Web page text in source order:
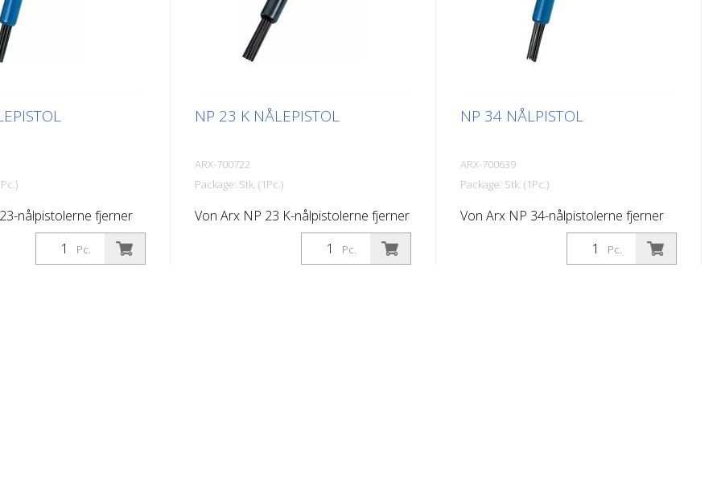
maks. Forbindelse: G
101 dB (A)
Lufttryk: maks. 7 bar (100 psi)
Tilslutning: G 3/8 '' Støjniveau: 101 dB
7 bar (100 psi) maks. Forbindelse: G
3/8 '' Støjniveau: 101 dB (A)
nålpistolerne fjerner
afskalker og
udjævner i det
Pc.
NP 23 K NÅLEPISTOL
ARX-700722
Package: Stk. (1Pc.)
Von Arx NP 23 K-nålpistolerne fjerner
hurtigt rust, renser, afskalker og
opruster. De udjævner i detPc.
NP 34 NÅLPISTOL
ARX-700639
Package: Stk. (1Pc.)
Von Arx NP 34-nålpistolerne fjerner
hurtigt rust, renser, afskalker og
opruster. De udjævner i detPc.